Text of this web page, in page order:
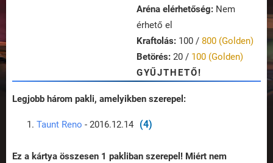
Aréna elérhetőség: Nem
érhető el
Kraftolás: 100 / 800 (Golden)
Betörés: 20 / 100 (Golden)
GYŰJTHETŐ!
Legjobb három pakli, amelyikben szerepel:
Taunt Reno - 2016.12.14 (4)
Ez a kártya összesen 1 pakliban szerepel! Miért nem